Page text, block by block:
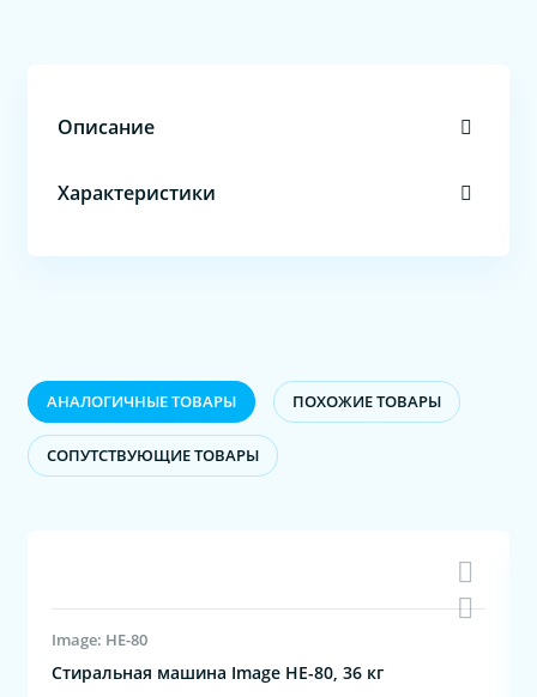
Описание
Характеристики
АНАЛОГИЧНЫЕ ТОВАРЫ ПОХОЖИЕ ТОВАРЫ
CОПУТСТВУЮЩИЕ ТОВАРЫ
Image: HE-80
Стиральная машина Image HE-80, 36 кг